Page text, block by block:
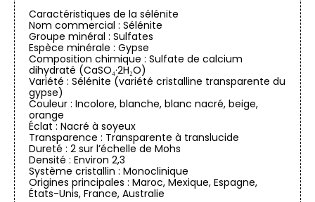
Caractéristiques de la sélénite
Nom commercial : Sélénite
Groupe minéral : Sulfates
Espèce minérale : Gypse
Composition chimique : Sulfate de calcium
dihydraté (CaSO₄·2H₂O)
Variété : Sélénite (variété cristalline transparente du
gypse)
Couleur : Incolore, blanche, blanc nacré, beige,
orange
Éclat : Nacré à soyeux
Transparence : Transparente à translucide
Dureté : 2 sur l’échelle de Mohs
Densité : Environ 2,3
Système cristallin : Monoclinique
Origines principales : Maroc, Mexique, Espagne,
États-Unis, France, Australie